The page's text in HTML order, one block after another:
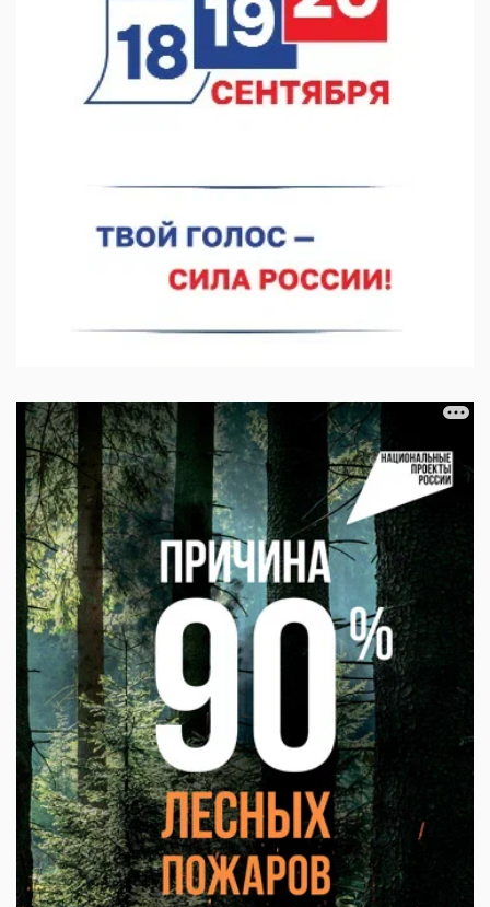
В Нижнем Новгороде прошло совещание Росгвардии
07.08.2026 12:04